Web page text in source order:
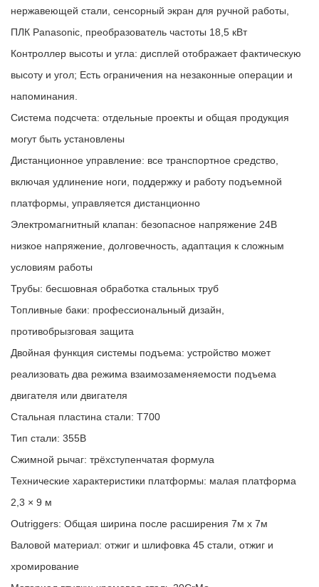
нержавеющей стали, сенсорный экран для ручной работы,
ПЛК Panasonic, преобразователь частоты 18,5 кВт
Контроллер высоты и угла: дисплей отображает фактическую
высоту и угол; Есть ограничения на незаконные операции и
напоминания.
Система подсчета: отдельные проекты и общая продукция
могут быть установлены
Дистанционное управление: все транспортное средство,
включая удлинение ноги, поддержку и работу подъемной
платформы, управляется дистанционно
Электромагнитный клапан: безопасное напряжение 24В
низкое напряжение, долговечность, адаптация к сложным
условиям работы
Трубы: бесшовная обработка стальных труб
Топливные баки: профессиональный дизайн,
противобрызговая защита
Двойная функция системы подъема: устройство может
реализовать два режима взаимозаменяемости подъема
двигателя или двигателя
Стальная пластина стали: T700
Тип стали: 355B
Сжимной рычаг: трёхступенчатая формула
Технические характеристики платформы: малая платформа
2,3 × 9 м
Outriggers: Общая ширина после расширения 7м х 7м
Валовой материал: отжиг и шлифовка 45 стали, отжиг и
хромирование